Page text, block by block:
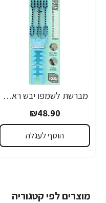
מברשת לשמפו יבש ראש פלקס - מבית Conair
₪48.90
הוסף לעגלה
מוצרים לפי קטגוריה